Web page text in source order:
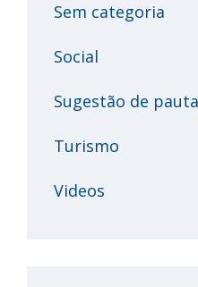
Sem categoria
Social
Sugestão de pauta
Turismo
Videos